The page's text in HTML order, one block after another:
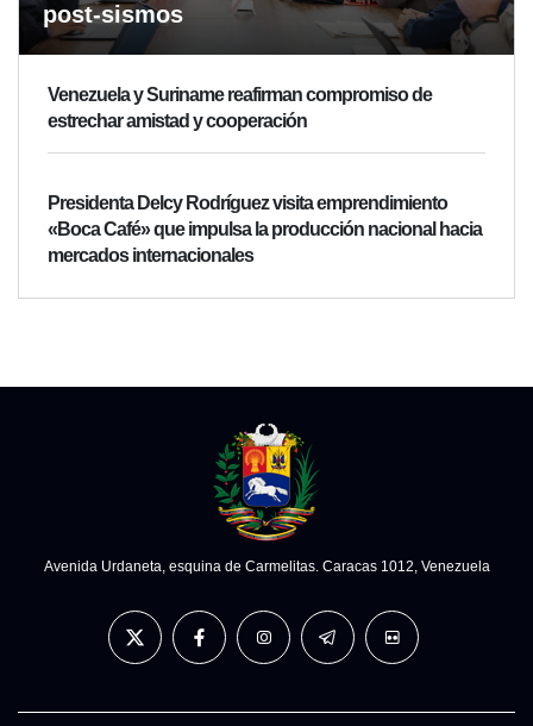
post-sismos
Venezuela y Suriname reafirman compromiso de
estrechar amistad y cooperación
Presidenta Delcy Rodríguez visita emprendimiento
«Boca Café» que impulsa la producción nacional hacia
mercados internacionales
Avenida Urdaneta, esquina de Carmelitas. Caracas 1012, Venezuela